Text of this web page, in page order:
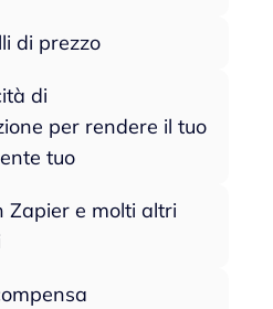
di prezzo
di
per rendere il tuo
tuo
Zapier e molti altri